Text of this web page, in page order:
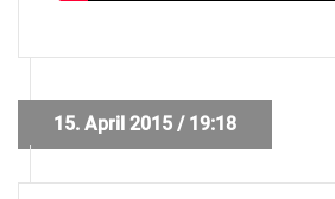
15. April 2015 / 19:18